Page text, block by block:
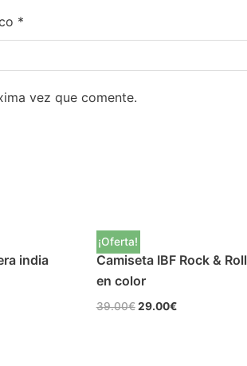
*
vez que comente.
india
¡Oferta!
Camiseta IBF Rock & Roll
en color
39.00€ 29.00€